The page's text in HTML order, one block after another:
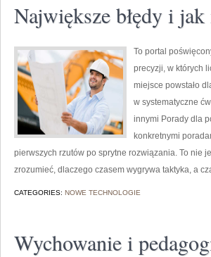
Największe błędy i
To portal
precyzji, w których
miejsce powstało
w systematyczne
innymi Porady dla
konkretnymi
pierwszych rzutów po sprytne rozwiązania. To nie
zrozumieć, dlaczego czasem wygrywa taktyka, a
CATEGORIES: NOWE TECHNOLOGIE
Wychowanie i